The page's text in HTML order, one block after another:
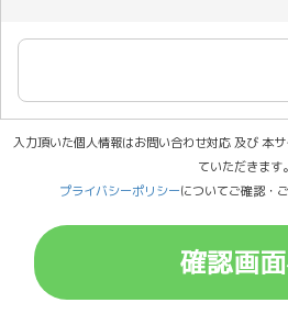
入力頂いた個人情報はお問い合わせ対応 及び 本
ていただきます。
プライバシーポリシーについてご確認・